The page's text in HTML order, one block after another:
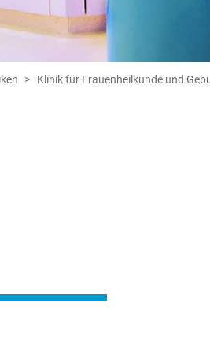
Klinik für Frauenheilkunde und